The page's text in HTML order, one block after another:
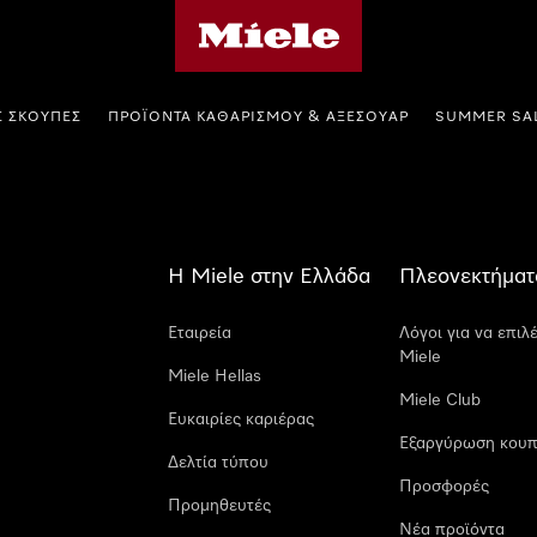
ΣΚΟΎΠΕΣ ΠΡΟΪΌΝΤΑ ΚΑΘΑΡΙΣΜΟΎ & ΑΞΕΣΟΥΆΡ SUMMER
Η Miele στην Ελλάδα
Εταιρεία
Miele Hellas
Ευκαιρίες καριέρας
Δελτία τύπου
Προμηθευτές
Λόγοι για να
Miele
Miele Club
Εξαργύρωση
Προσφορές
Νέα προϊόντα